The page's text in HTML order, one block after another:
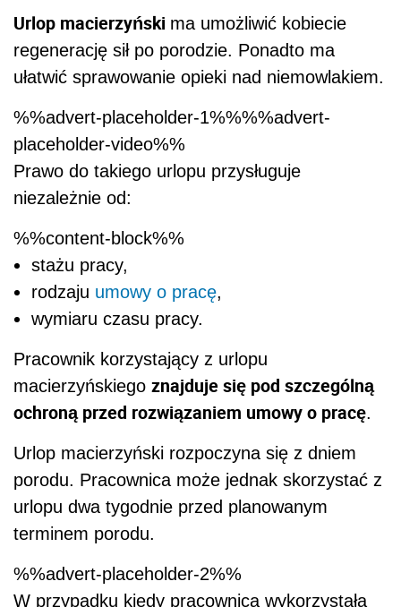
Urlop macierzyński ma umożliwić kobiecie
regenerację sił po porodzie. Ponadto ma
ułatwić sprawowanie opieki nad niemowlakiem.
%%advert-placeholder-1%%%%advert-
placeholder-video%%
Prawo do takiego urlopu przysługuje
niezależnie od:
%%content-block%%
stażu pracy,
rodzaju umowy o pracę,
wymiaru czasu pracy.
Pracownik korzystający z urlopu
macierzyńskiego znajduje się pod szczególną
ochroną przed rozwiązaniem umowy o pracę.
Urlop macierzyński rozpoczyna się z dniem
porodu. Pracownica może jednak skorzystać z
urlopu dwa tygodnie przed planowanym
terminem porodu.
%%advert-placeholder-2%%
W przypadku kiedy pracownica wykorzystała